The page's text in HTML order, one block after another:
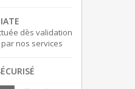
dès validation
nos services